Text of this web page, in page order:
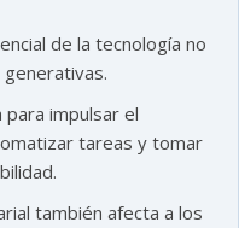
de la tecnología no
para impulsar el
tareas y tomar
también afecta a los